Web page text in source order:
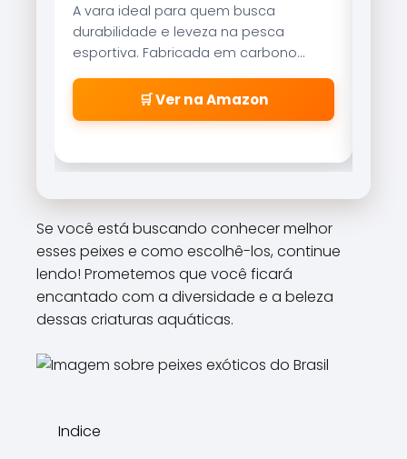
na pesca
em carbono
Referência no mercado brasileiro, a
Brisa Lite combina velocidade de
recolhimento com um sistema de
freio magnético que evita as
\\\\\\\\".
🛒 Ver na Amazon
Se você está buscando conhecer melhor
esses peixes e como escolhê-los, continue
lendo! Prometemos que você ficará
encantado com a diversidade e a beleza
dessas criaturas aquáticas.
Indice